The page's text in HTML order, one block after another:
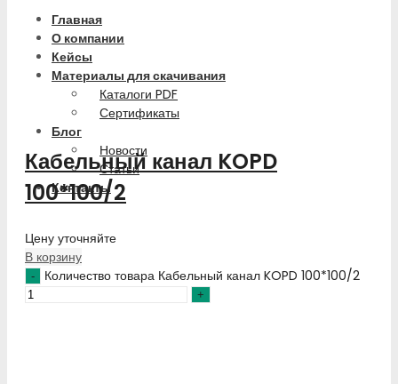
Главная
О компании
Кейсы
Материалы для скачивания
Каталоги PDF
Сертификаты
Блог
Новости
Статьи
Контакты
Кабельный канал KOPD
100*100/2
Цену уточняйте
В корзину
Количество товара Кабельный канал KOPD 100*100/2